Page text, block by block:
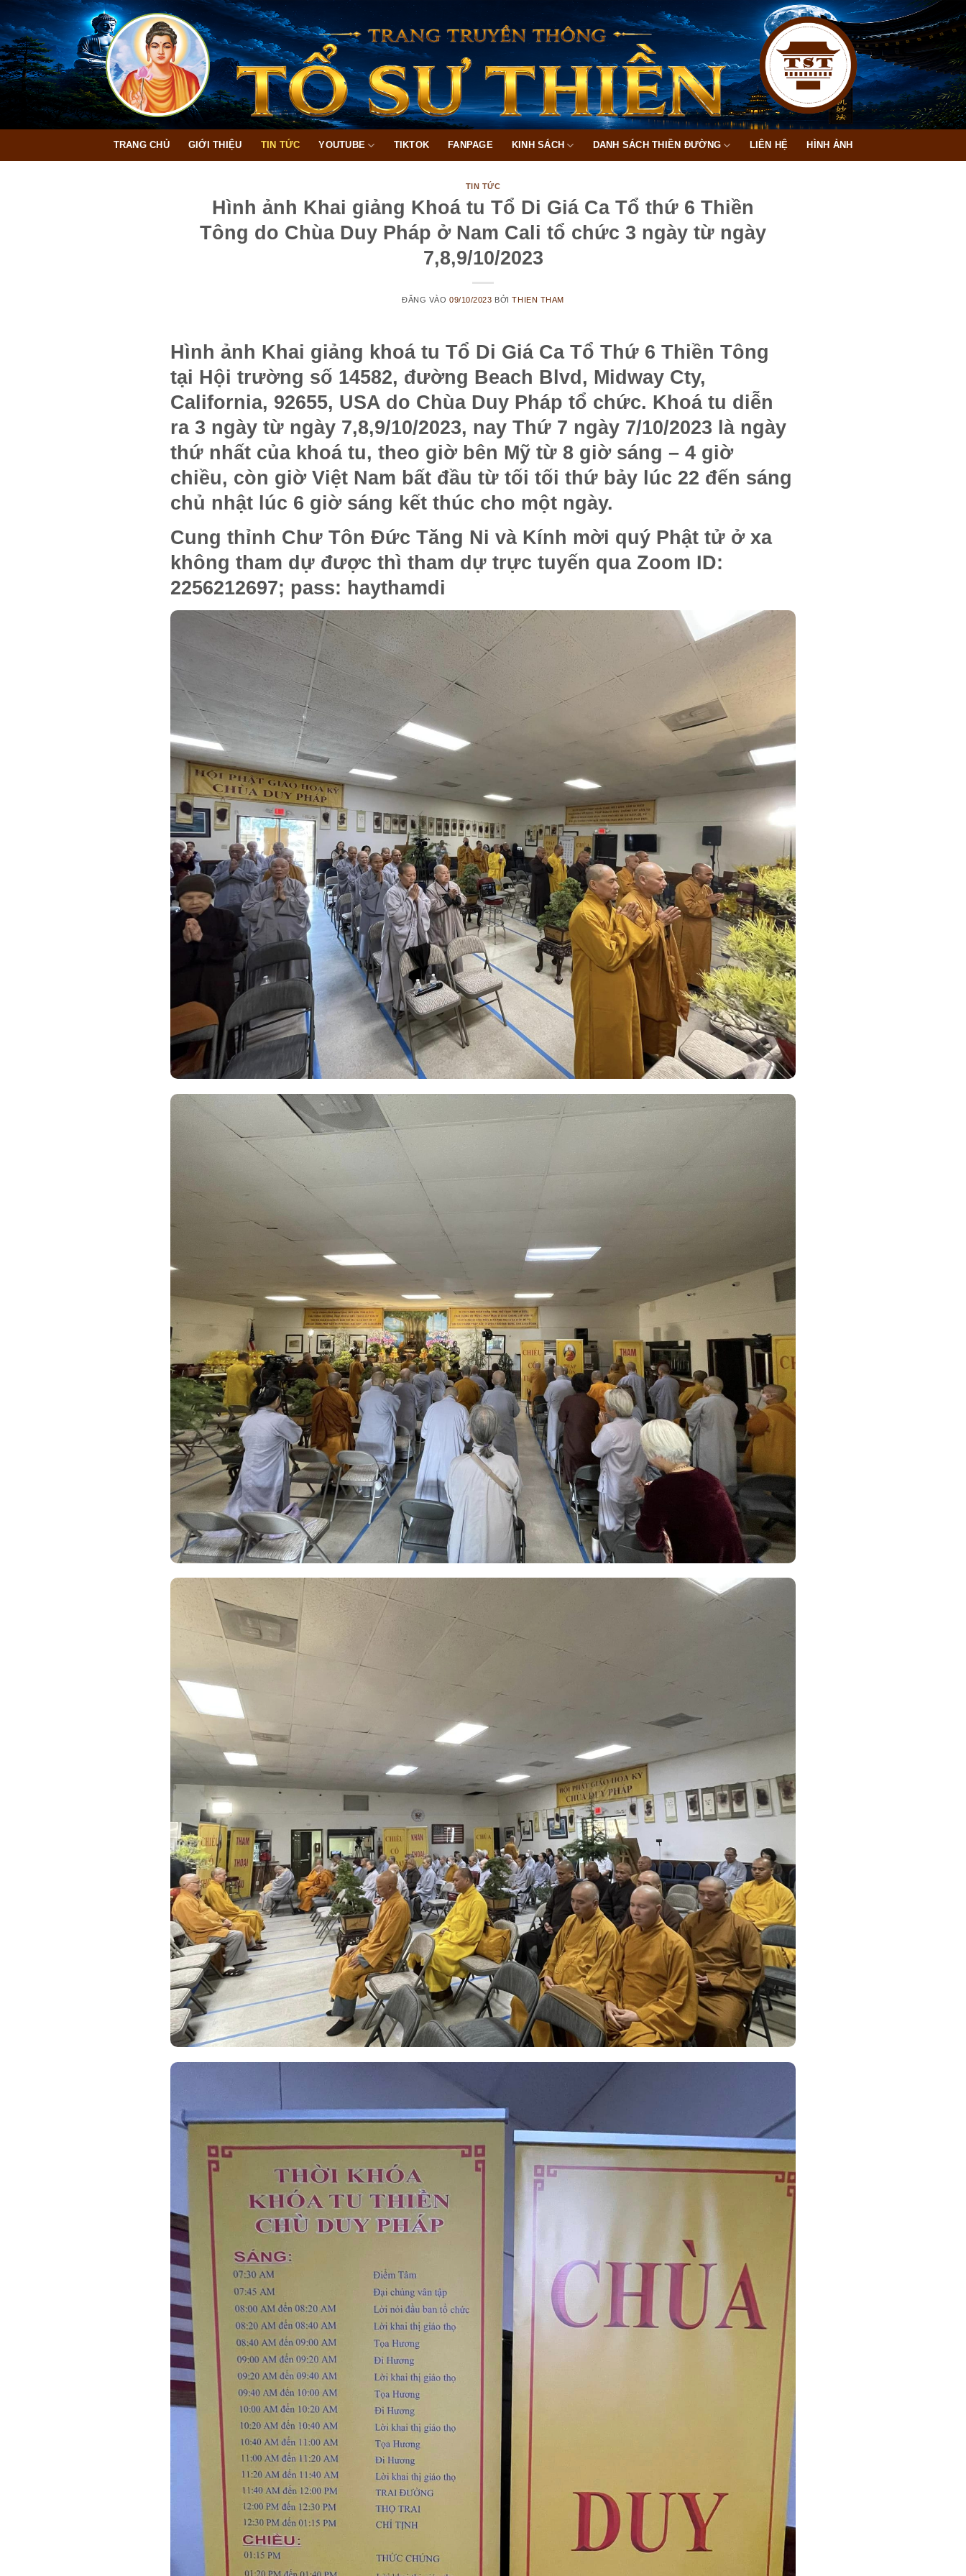
qua
nội
dung
TRANG CHỦ GIỚI THIỆU TIN TỨC YOUTUBE TIKTOK FANPAGE KINH SÁCH DANH SÁCH THIỀN ĐƯỜNG LIÊN HỆ HÌNH ẢNH
TIN TỨC
Hình ảnh Khai giảng Khoá tu Tổ Di Giá Ca Tổ thứ 6 Thiền
Tông do Chùa Duy Pháp ở Nam Cali tổ chức 3 ngày từ ngày
7,8,9/10/2023
ĐĂNG VÀO 09/10/2023 BỞITHIEN THAM
Hình ảnh Khai giảng khoá tu Tổ Di Giá Ca Tổ Thứ 6 Thiền Tông
tại Hội trường số 14582, đường Beach Blvd, Midway Cty,
California, 92655, USA do Chùa Duy Pháp tổ chức. Khoá tu diễn
ra 3 ngày từ ngày 7,8,9/10/2023, nay Thứ 7 ngày 7/10/2023 là ngày
thứ nhất của khoá tu, theo giờ bên Mỹ từ 8 giờ sáng – 4 giờ
chiều, còn giờ Việt Nam bất đầu từ tối tối thứ bảy lúc 22 đến sáng
chủ nhật lúc 6 giờ sáng kết thúc cho một ngày.
Cung thỉnh Chư Tôn Đức Tăng Ni và Kính mời quý Phật tử ở xa
không tham dự được thì tham dự trực tuyến qua Zoom ID:
2256212697; pass: haythamdi